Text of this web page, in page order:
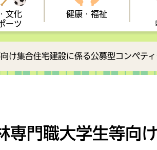
新型コロナウイ
ひとり親支援
文化
ーツ
スポーツ
健康・福祉
予防接種
しんじょう旅な
雇用対策・助
向け）
農業
け集合住宅建設に係る公募型コンペテ
専門職大学生等向